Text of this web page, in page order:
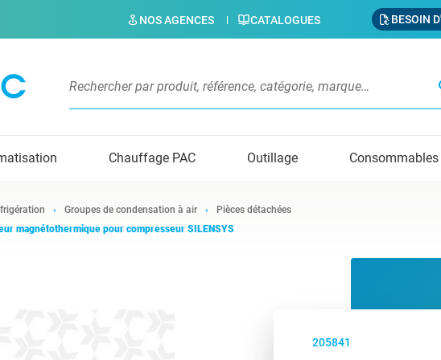
NOS AGENCES CATALOGUES BESOIN
Chauffage PAC Outillage Consommables
Groupes de condensation à air
Pièces détachées
magnétothermique pour compresseur SILENSYS
205841